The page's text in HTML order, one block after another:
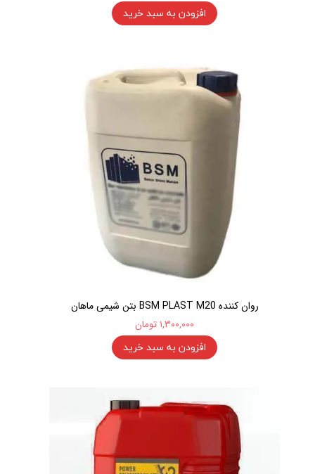
افزودن به سبد خرید
روان کننده BSM PLAST M20 بتن شیمی ماهان
۱,۳۰۰,۰۰۰ تومان
افزودن به سبد خرید